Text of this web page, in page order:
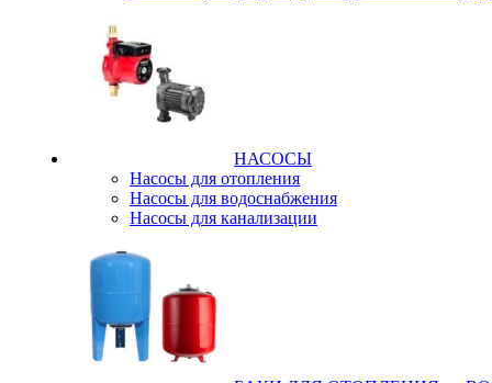
НАСОСЫ
Насосы для отопления
Насосы для водоснабжения
Насосы для канализации